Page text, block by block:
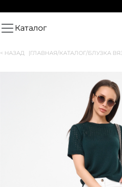
Каталог
< НАЗАД |ГЛАВНАЯ/КАТАЛОГ/БЛУЗКА